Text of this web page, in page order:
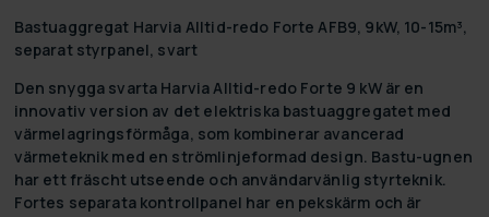
Bastuaggregat Harvia Alltid-redo Forte AFB9, 9kW, 10-15m³,
separat styrpanel, svart
Den snygga svarta Harvia Alltid-redo Forte 9 kW är en
innovativ version av det elektriska bastuaggregatet med
värmelagringsförmåga, som kombinerar avancerad
värmeteknik med en strömlinjeformad design. Bastu-ugnen
har ett fräscht utseende och användarvänlig styrteknik.
Fortes separata kontrollpanel har en pekskärm och är